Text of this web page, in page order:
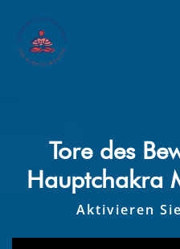
Tore des
Hauptchakra
Aktivieren